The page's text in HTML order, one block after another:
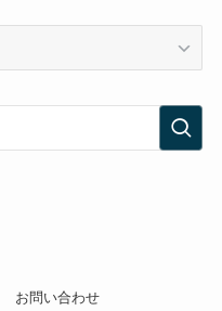
お問い合わせ